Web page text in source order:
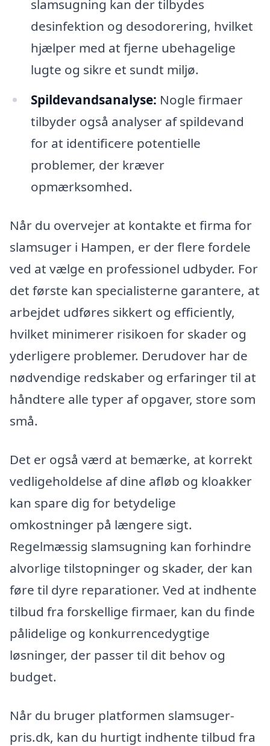
slamsugning kan der tilbydes
desinfektion og desodorering, hvilket
hjælper med at fjerne ubehagelige
lugte og sikre et sundt miljø.
Spildevandsanalyse: Nogle firmaer
tilbyder også analyser af spildevand
for at identificere potentielle
problemer, der kræver
opmærksomhed.
Når du overvejer at kontakte et firma for
slamsuger i Hampen, er der flere fordele
ved at vælge en professionel udbyder. For
det første kan specialisterne garantere, at
arbejdet udføres sikkert og efficiently,
hvilket minimerer risikoen for skader og
yderligere problemer. Derudover har de
nødvendige redskaber og erfaringer til at
håndtere alle typer af opgaver, store som
små.
Det er også værd at bemærke, at korrekt
vedligeholdelse af dine afløb og kloakker
kan spare dig for betydelige
omkostninger på længere sigt.
Regelmæssig slamsugning kan forhindre
alvorlige tilstopninger og skader, der kan
føre til dyre reparationer. Ved at indhente
tilbud fra forskellige firmaer, kan du finde
pålidelige og konkurrencedygtige
løsninger, der passer til dit behov og
budget.
Når du bruger platformen slamsuger-
pris.dk, kan du hurtigt indhente tilbud fra